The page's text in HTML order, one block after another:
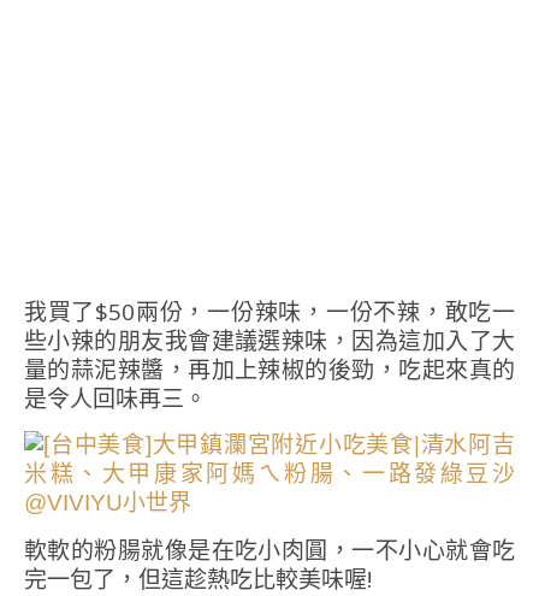
我買了$50兩份，一份辣味，一份不辣，敢吃一
些小辣的朋友我會建議選辣味，因為這加入了大
量的蒜泥辣醬，再加上辣椒的後勁，吃起來真的
是令人回味再三。
軟軟的粉腸就像是在吃小肉圓，一不小心就會吃
完一包了，但這趁熱吃比較美味喔!